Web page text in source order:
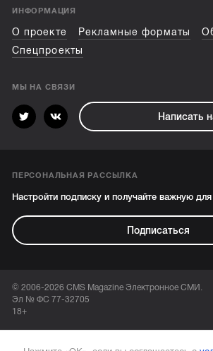
ИНФОРМАЦИЯ
О проекте Рекламные форматы
Спецпроекты
МЫ НА СВЯЗИ
Написать
ПЕРСОНАЛЬНАЯ РАССЫЛКА
Настройти подписку и получайте важную
Подписаться
© 2006-2026 CMS Magazine Электронное СМИ.
Эл № ФС 77-32705
18+